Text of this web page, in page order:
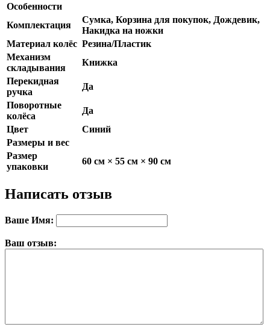
Особенности
Комплектация
Сумка, Корзина для покупок, Дождевик,
Накидка на ножки
Материал колёс Резина/Пластик
Механизм
складывания
Книжка
Перекидная
ручка
Да
Поворотные
колёса
Да
Цвет
Синий
Размеры и вес
Размер
упаковки
60 см × 55 см × 90 см
Написать отзыв
Ваше Имя:
Ваш отзыв: